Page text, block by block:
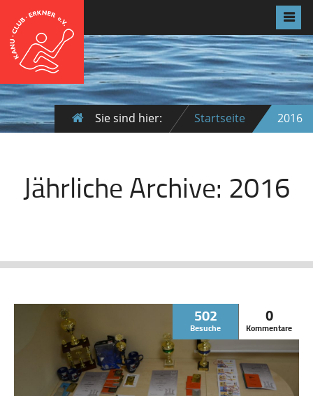
Sie sind hier: Startseite 2016
Jährliche Archive: 2016
502
Besuche
0
Kommentare